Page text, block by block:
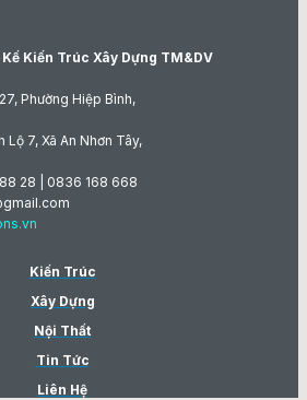
Kiến Trúc Xây Dựng TM&DV
Phường Hiệp Bình,
Lộ 7, Xã An Nhơn Tây,
28 | 0836 168 668
Kiến Trúc
Xây Dựng
Nội Thất
Tin Tức
Liên Hệ